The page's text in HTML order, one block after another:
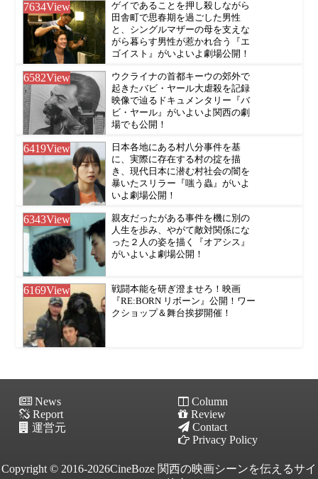
7634View
ゲイであることを押し殺しながら
田舎町で思春期を過ごした男性
と、シングルマザーの母を支えな
がら暮らす男性が惹かれ合う『エ
ゴイスト』がいよいよ劇場公開！
6582View
ウクライナの首都キーウの郊外で
起きたバビ・ヤール大虐殺を記録
映像で辿るドキュメンタリー『バ
ビ・ヤール』がいよいよ関西の劇
場でも公開！
6419View
日本各地にある村八分事件を基
に、実際に存在する村の掟を描
き、現代日本に潜む村社会の闇を
暴いたスリラー『嗤う蟲』がいよ
いよ劇場公開！
6343View
親友だったがある事件を機に別の
人生を歩み、やがて敵対関係にな
った２人の姿を描く『オアシス』
がいよいよ劇場公開！
6169View
戦闘本能を研ぎ澄ませろ！映画
『RE:BORN リボーン』公開！ワー
クショップ＆舞台挨拶開催！
News
Column
Report
Review
運営元
Contact
Privacy Policy
Copyright © 2016-2026CineBoze 関西の映画シーンを伝えるサイ